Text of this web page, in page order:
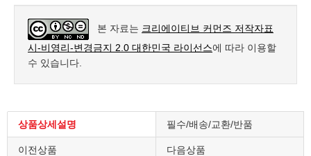
본 자료는 크리에이티브 커먼즈 저작자표
시-비영리-변경금지 2.0 대한민국 라이선스에 따라 이용할
수 있습니다.
상품상세설명 필수/배송/교환/반품
이전상품 다음상품